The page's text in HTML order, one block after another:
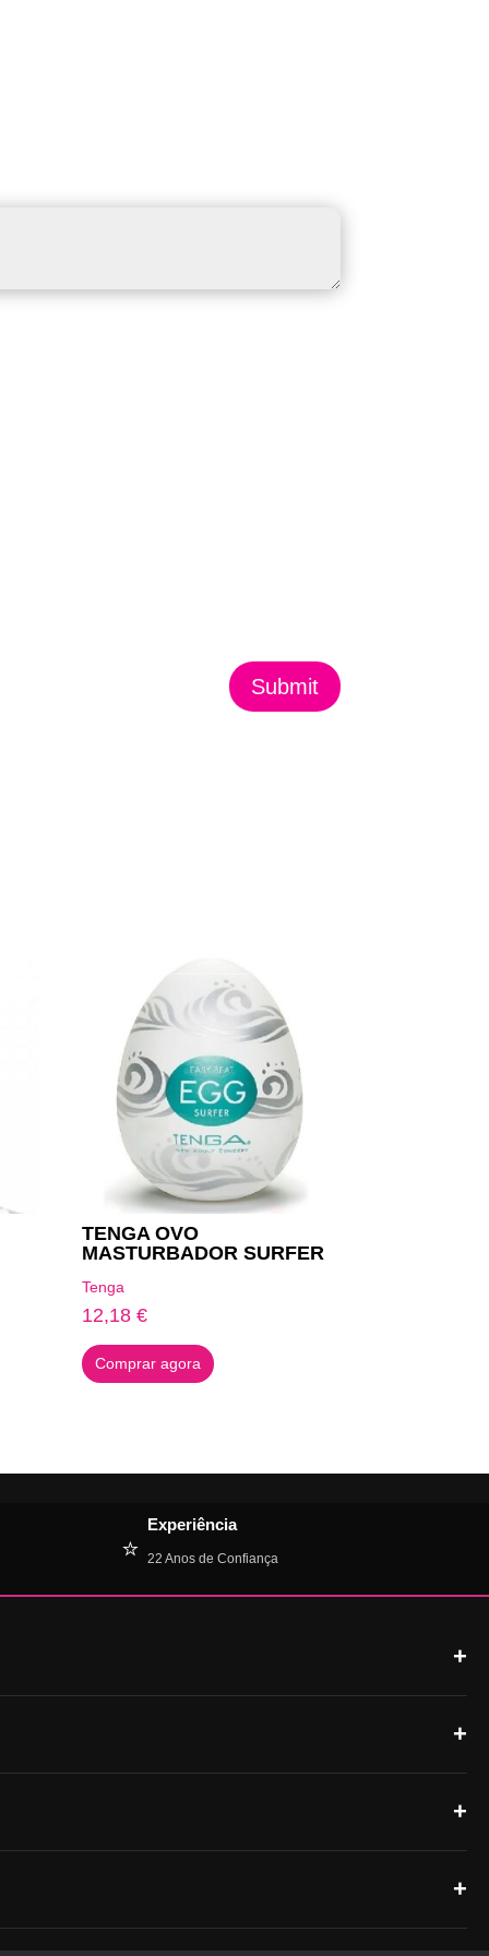
Submit
TENGA OVO
MASTURBADOR SURFER
Tenga
12,18€
Comprar agora
⭐
Experiência
22 Anos de Confiança